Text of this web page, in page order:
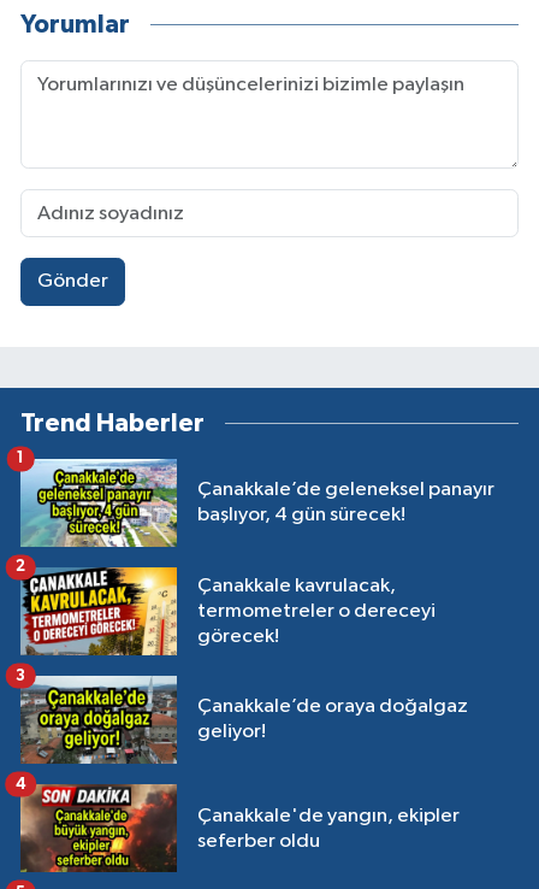
Yorumlar
Gönder
Trend Haberler
Çanakkale’de geleneksel panayır
başlıyor, 4 gün sürecek!
1
Çanakkale kavrulacak,
termometreler o dereceyi
görecek!
2
Çanakkale’de oraya doğalgaz
geliyor!
3
Çanakkale'de yangın, ekipler
seferber oldu
4